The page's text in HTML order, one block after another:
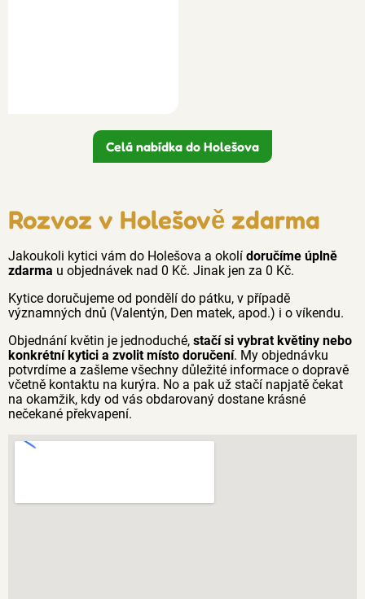
Celá nabídka do Holešova
Rozvoz v Holešově zdarma
Jakoukoli kytici vám do Holešova a okolí doručíme úplně
zdarma u objednávek nad 0 Kč. Jinak jen za 0 Kč.
Kytice doručujeme od pondělí do pátku, v případě
významných dnů (Valentýn, Den matek, apod.) i o víkendu.
Objednání květin je jednoduché, stačí si vybrat květiny nebo
konkrétní kytici a zvolit místo doručení. My objednávku
potvrdíme a zašleme všechny důležité informace o dopravě
včetně kontaktu na kurýra. No a pak už stačí napjatě čekat
na okamžik, kdy od vás obdarovaný dostane krásné
nečekané překvapení.